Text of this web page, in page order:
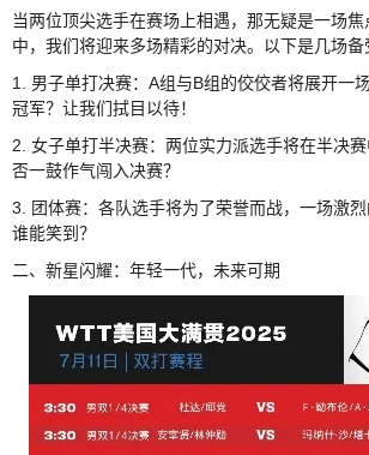
当两位顶尖选手在赛场上相遇，那无疑是一场
中，我们将迎来多场精彩的对决。以下是几场备
1. 男子单打决赛：A组与B组的佼佼者将展开一
冠军？让我们拭目以待！
2. 女子单打半决赛：两位实力派选手将在半决
否一鼓作气闯入决赛？
3. 团体赛：各队选手将为了荣誉而战，一场激烈
谁能笑到？
二、新星闪耀：年轻一代，未来可期